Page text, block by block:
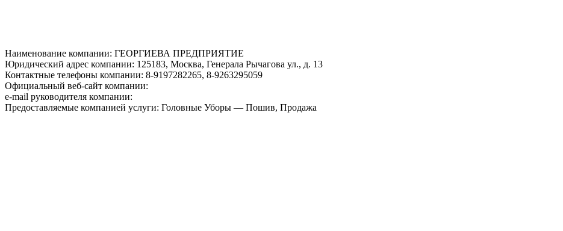
Наименование компании: ГЕОРГИЕВА ПРЕДПРИЯТИЕ
Юридический адрес компании: 125183, Москва, Генерала Рычагова ул., д. 13
Контактные телефоны компании: 8-9197282265, 8-9263295059
Официальный веб-сайт компании:
e-mail руководителя компании:
Предоставляемые компанией услуги: Головные Уборы — Пошив, Продажа